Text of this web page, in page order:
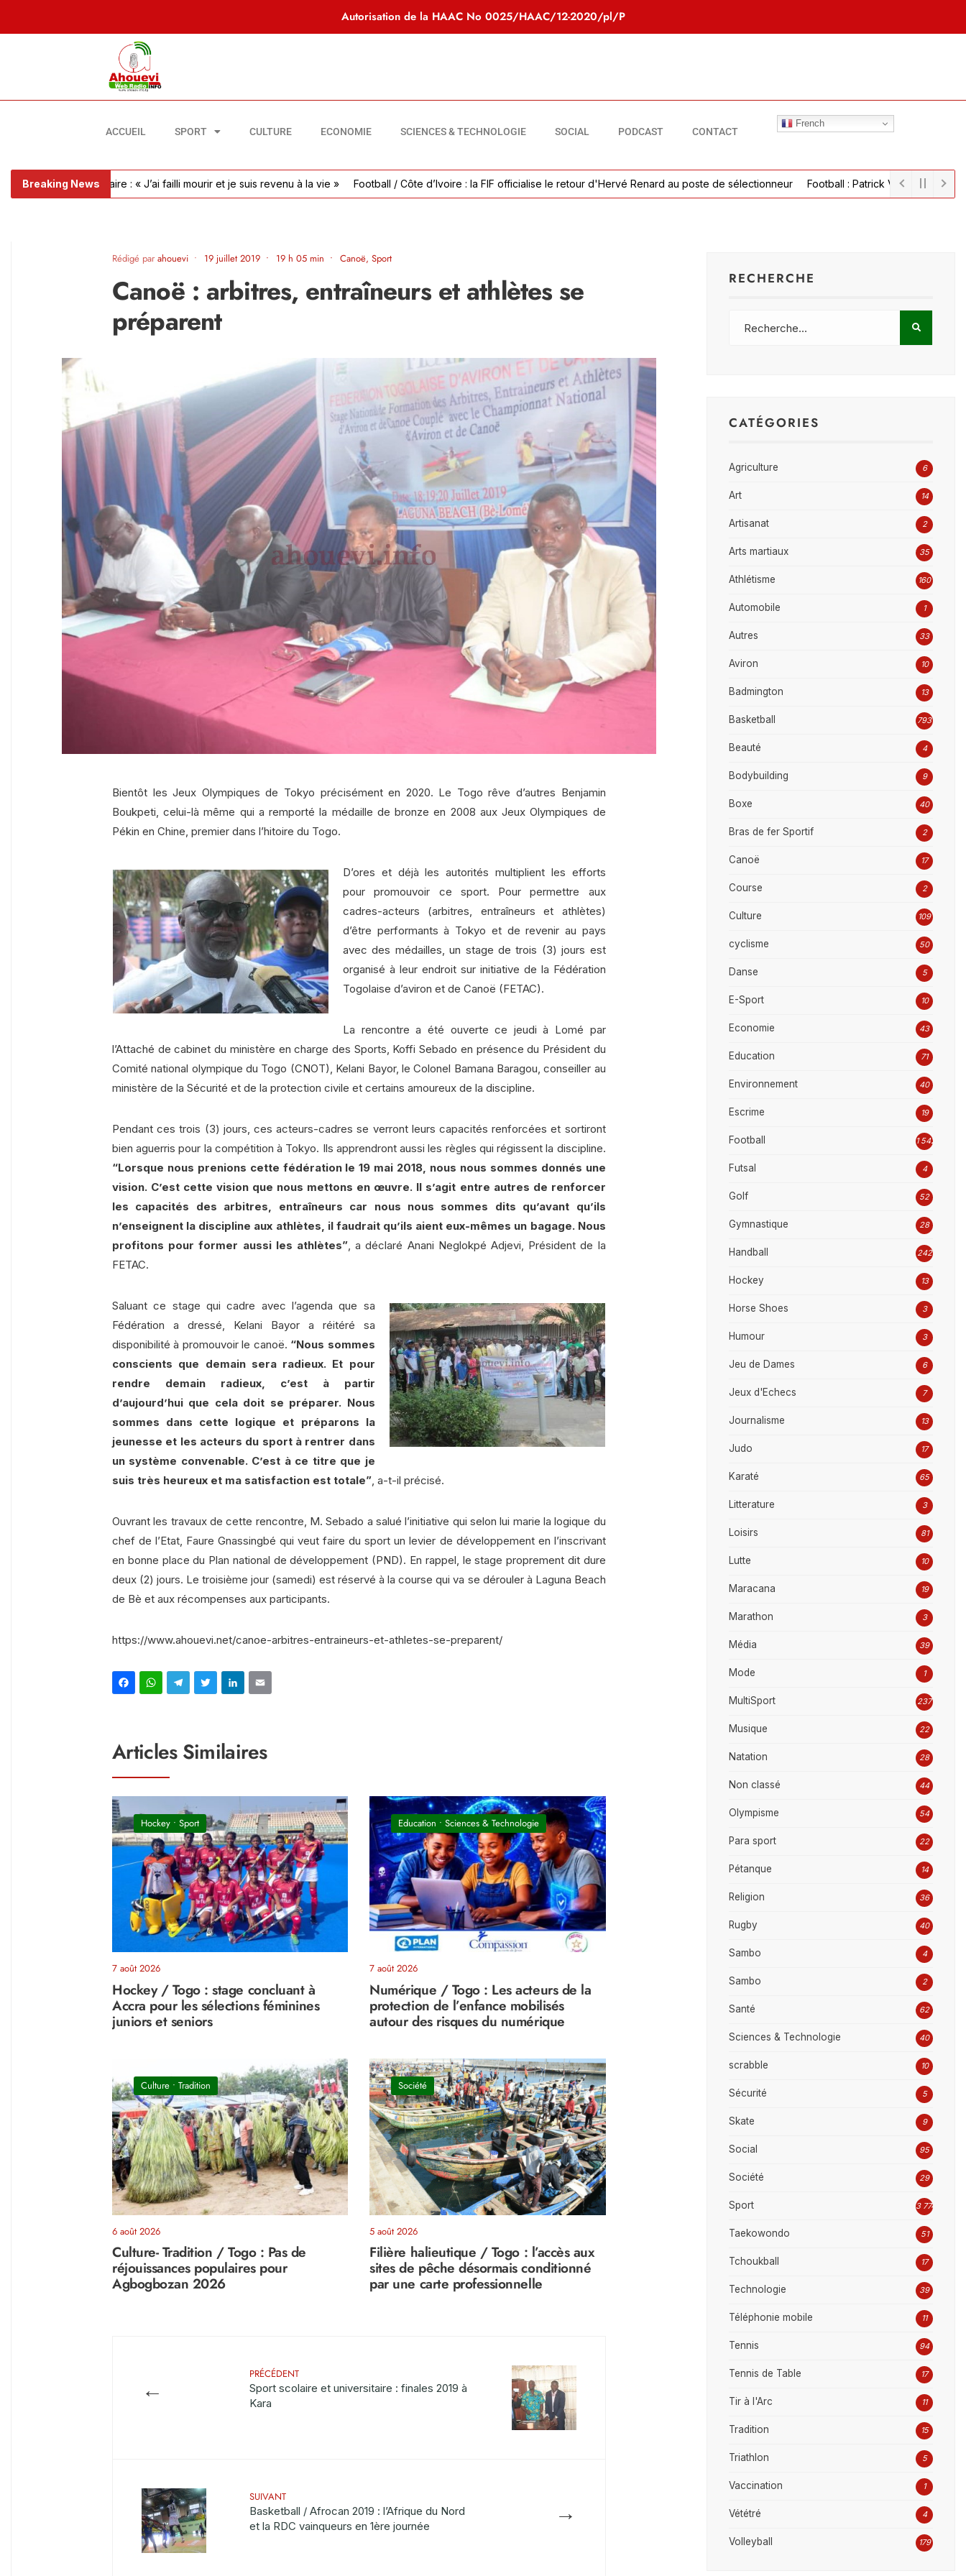
Autorisation de la HAAC No 0025/HAAC/12-2020/pl/P
ACCUEIL SPORT CULTURE ECONOMIE SCIENCES & TECHNOLOGIE SOCIAL PODCAST CONTACT
French
Breaking News
pulmonaire : « J’ai failli mourir et je suis revenu à la vie » Football / Côte d’Ivoire : la FIF officialise le retour d'Hervé Renard au poste de sélectionneur Football : Patrick Vieira parvient à un
Rédigé parahouevi • 19 juillet 2019 • 19 h 05 min • Canoë, Sport
Canoë : arbitres, entraîneurs et athlètes se
préparent
Bientôt les Jeux Olympiques de Tokyo précisément en 2020. Le Togo rêve d’autres Benjamin
Boukpeti, celui-là même qui a remporté la médaille de bronze en 2008 aux Jeux Olympiques de
Pékin en Chine, premier dans l’hitoire du Togo.
D’ores et déjà les autorités multiplient les efforts
pour promouvoir ce sport. Pour permettre aux
cadres-acteurs (arbitres, entraîneurs et athlètes)
d’être performants à Tokyo et de revenir au pays
avec des médailles, un stage de trois (3) jours est
organisé à leur endroit sur initiative de la Fédération
Togolaise d’aviron et de Canoë (FETAC).
La rencontre a été ouverte ce jeudi à Lomé par
l’Attaché de cabinet du ministère en charge des Sports, Koffi Sebado en présence du Président du
Comité national olympique du Togo (CNOT), Kelani Bayor, le Colonel Bamana Baragou, conseiller au
ministère de la Sécurité et de la protection civile et certains amoureux de la discipline.
Pendant ces trois (3) jours, ces acteurs-cadres se verront leurs capacités renforcées et sortiront
bien aguerris pour la compétition à Tokyo. Ils apprendront aussi les règles qui régissent la discipline.
“Lorsque nous prenions cette fédération le 19 mai 2018, nous nous sommes donnés une
vision. C’est cette vision que nous mettons en œuvre. Il s’agit entre autres de renforcer
les capacités des arbitres, entraîneurs car nous nous sommes dits qu’avant qu’ils
n’enseignent la discipline aux athlètes, il faudrait qu’ils aient eux-mêmes un bagage. Nous
profitons pour former aussi les athlètes”, a déclaré Anani Neglokpé Adjevi, Président de la
FETAC.
Saluant ce stage qui cadre avec l’agenda que sa
Fédération a dressé, Kelani Bayor a réitéré sa
disponibilité à promouvoir le canoë. “Nous sommes
conscients que demain sera radieux. Et pour
rendre demain radieux, c’est à partir
d’aujourd’hui que cela doit se préparer. Nous
sommes dans cette logique et préparons la
jeunesse et les acteurs du sport à rentrer dans
un système convenable. C’est à ce titre que je
suis très heureux et ma satisfaction est totale”, a-t-il précisé.
Ouvrant les travaux de cette rencontre, M. Sebado a salué l’initiative qui selon lui marie la logique du
chef de l’Etat, Faure Gnassingbé qui veut faire du sport un levier de développement en l’inscrivant
en bonne place du Plan national de développement (PND). En rappel, le stage proprement dit dure
deux (2) jours. Le troisième jour (samedi) est réservé à la course qui va se dérouler à Laguna Beach
de Bè et aux récompenses aux participants.
https://www.ahouevi.net/canoe-arbitres-entraineurs-et-athletes-se-preparent/
Facebook
WhatsApp
Telegram
Twitter
LinkedIn
Articles Similaires
Hockey • Sport
7 août 2026
Hockey / Togo : stage concluant à
Accra pour les sélections féminines
juniors et seniors
Education •Sciences & Technologie
7 août 2026
Numérique / Togo : Les acteurs de la
protection de l’enfance mobilisés
autour des risques du numérique
Culture • Tradition
6 août 2026
Culture- Tradition / Togo : Pas de
réjouissances populaires pour
Agbogbozan 2026
Société
5 août 2026
Filière halieutique / Togo : l’accès aux
sites de pêche désormais conditionné
par une carte professionnelle
←
PRÉCÉDENT
Sport scolaire et universitaire : finales 2019 à
Kara
→
SUIVANT
Basketball / Afrocan 2019 : l’Afrique du Nord
et la RDC vainqueurs en 1ère journée
RECHERCHE
CATÉGORIES
Agriculture 6
Art 14
Artisanat 2
Arts martiaux 35
Athlétisme 160
Automobile 1
Autres 33
Aviron 10
Badmington 13
Basketball 793
Beauté 4
Bodybuilding 9
Boxe 40
Bras de fer Sportif 2
Canoë 17
Course 2
Culture 109
cyclisme 50
Danse 5
E-Sport 10
Economie 43
Education 71
Environnement 40
Escrime 19
Football 1 542
Futsal 4
Golf 52
Gymnastique 28
Handball 242
Hockey 13
Horse Shoes 3
Humour 3
Jeu de Dames 6
Jeux d'Echecs 7
Journalisme 13
Judo 17
Karaté 65
Litterature 3
Loisirs 81
Lutte 10
Maracana 19
Marathon 3
Média 39
Mode 1
MultiSport 237
Musique 22
Natation 28
Non classé 44
Olympisme 54
Para sport 22
Pétanque 14
Religion 36
Rugby 40
Sambo 4
Sambo 2
Santé 62
Sciences & Technologie 40
scrabble 10
Sécurité 5
Skate 9
Social 95
Société 29
Sport 3 774
Taekowondo 51
Tchoukball 17
Technologie 39
Téléphonie mobile 11
Tennis 94
Tennis de Table 17
Tir à l'Arc 11
Tradition 15
Triathlon 5
Vaccination 1
Vététré 4
Volleyball 179